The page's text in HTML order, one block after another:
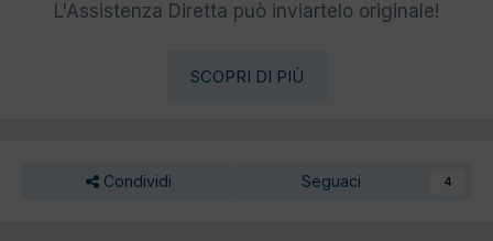
L'Assistenza Diretta può inviartelo originale!
SCOPRI DI PIÙ
Condividi Seguaci 4